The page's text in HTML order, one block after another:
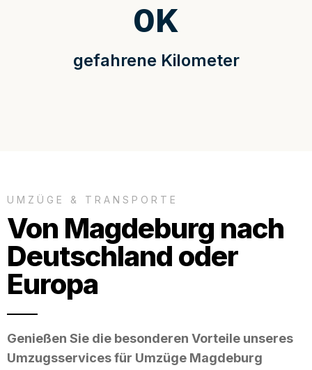
gefahrene Kilometer
0K
UMZÜGE & TRANSPORTE
Von Magdeburg nach
Deutschland oder
Europa
Genießen Sie die besonderen Vorteile unseres
Umzugsservices für Umzüge Magdeburg